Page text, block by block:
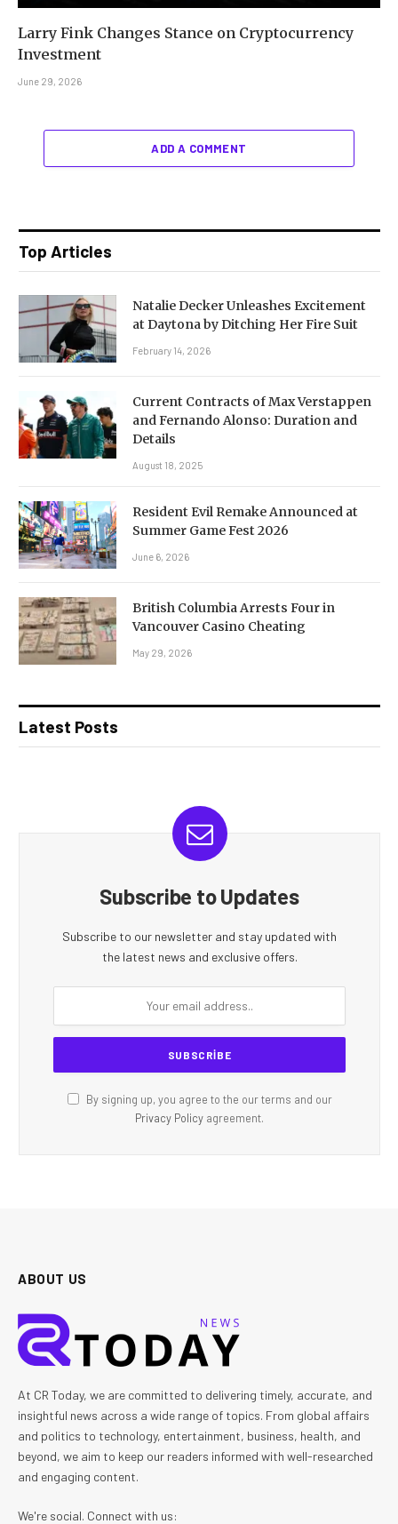
Larry Fink Changes Stance on Cryptocurrency
Investment
June 29, 2026
ADD A COMMENT
Top Articles
Natalie Decker Unleashes Excitement
at Daytona by Ditching Her Fire Suit
February 14, 2026
Current Contracts of Max Verstappen
and Fernando Alonso: Duration and
Details
August 18, 2025
Resident Evil Remake Announced at
Summer Game Fest 2026
June 6, 2026
British Columbia Arrests Four in
Vancouver Casino Cheating
May 29, 2026
Latest Posts
Subscribe to Updates
Subscribe to our newsletter and stay updated with
the latest news and exclusive offers.
By signing up, you agree to the our terms and our
Privacy Policy agreement.
ABOUT US
At CR Today, we are committed to delivering timely, accurate, and
insightful news across a wide range of topics. From global affairs
and politics to technology, entertainment, business, health, and
beyond, we aim to keep our readers informed with well-researched
and engaging content.
We're social. Connect with us: